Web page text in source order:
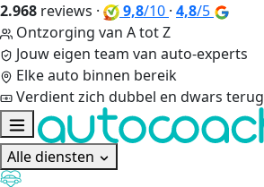
2.968 reviews · 9,8/10 · 4,8/5
Ontzorging van A tot Z
Jouw eigen team van auto-experts
Elke auto binnen bereik
Verdient zich dubbel en dwars terug
Alle diensten